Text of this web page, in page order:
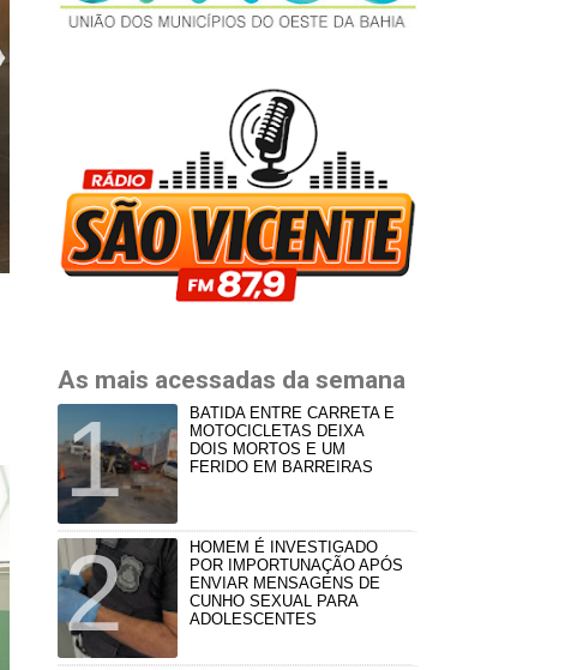
As mais acessadas da semana
BATIDA ENTRE CARRETA E
MOTOCICLETAS DEIXA
DOIS MORTOS E UM
FERIDO EM BARREIRAS
HOMEM É INVESTIGADO
POR IMPORTUNAÇÃO APÓS
ENVIAR MENSAGENS DE
CUNHO SEXUAL PARA
ADOLESCENTES